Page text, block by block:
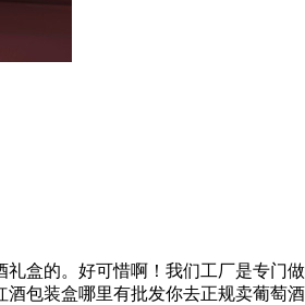
盒的。好可惜啊！我们工厂是专门
包装盒哪里有批发你去正规卖葡萄